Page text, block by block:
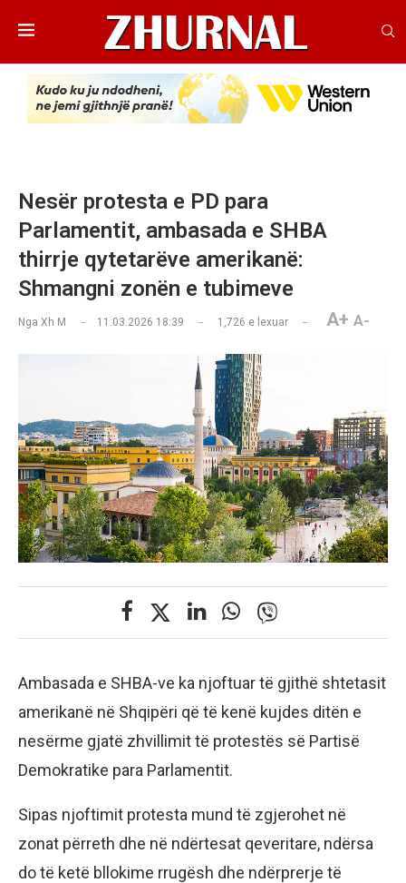
Nesër protesta e PD para
Parlamentit, ambasada e SHBA
thirrje qytetarëve amerikanë:
Shmangni zonën e tubimeve
Nga Xh M 11.03.2026 18:39 1,726 e lexuar A+ A-
Ambasada e SHBA-ve ka njoftuar të gjithë shtetasit
amerikanë në Shqipëri që të kenë kujdes ditën e
nesërme gjatë zhvillimit të protestës së Partisë
Demokratike para Parlamentit.
Sipas njoftimit protesta mund të zgjerohet në
zonat përreth dhe në ndërtesat qeveritare, ndërsa
do të ketë bllokime rrugësh dhe ndërprerje të